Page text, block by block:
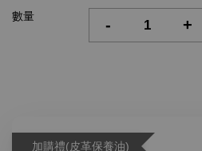
數量 - +
加購禮(皮革保養油)